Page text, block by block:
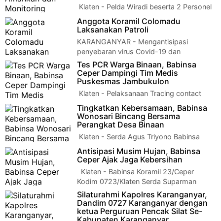
Klaten - Pelda Wiradi beserta 2 Personel
Babinsa Koramil 22 Wonosari Kodim 0723
Klaten melaksanakan Pengamanan Turnamen…
Anggota Koramil Colomadu
Laksanakan Patroli
KARANGANYAR - Mengantisipasi
penyebaran virus Covid-19 dan
mendukung program pemerintah tentang PPKM anggota
Koramil 16/…
Tes PCR Warga Binaan, Babinsa
Ceper Dampingi Tim Medis
Puskesmas Jambukulon
Klaten - Pelaksanaan Tracing contact
menjadi hal wajib bagi Satgas
Penanggulangan Covid-19 dalam rangka memutus ma…
Tingkatkan Kebersamaan, Babinsa
Wonosari Bincang Bersama
Perangkat Desa Binaan
Klaten - Serda Agus Triyono Babinsa
Desa Bentangan Koramil 22 Wonosari
Kodim 0723 Klaten melaksanakan Komsos (Komunikas…
Antisipasi Musim Hujan, Babinsa
Ceper Ajak Jaga Kebersihan
Klaten - Babinsa Koramil 23/Ceper
Kodim 0723/Klaten Serda Suparman
melaksanakan komunikasi sosial (Komsos) den…
Silaturahmi Kapolres Karanganyar,
Dandim 0727 Karanganyar dengan
ketua Perguruan Pencak Silat Se-